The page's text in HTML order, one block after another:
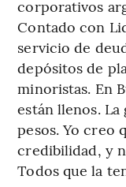
corporativos
Contado con
servicio de
depósitos de
minoristas. En
están llenos.
pesos. Yo creo
credibilidad, y
Todos que la